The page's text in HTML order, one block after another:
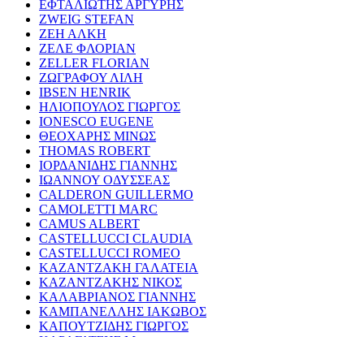
ΕΦΤΑΛΙΩΤΗΣ ΑΡΓΥΡΗΣ
ZWEIG STEFAN
ΖΕΗ ΑΛΚΗ
ΖΕΛΕ ΦΛΟΡΙΑΝ
ZELLER FLORIAN
ΖΩΓΡΑΦΟΥ ΛΙΛΗ
IBSEN HENRIK
ΗΛΙΟΠΟΥΛΟΣ ΓΙΩΡΓΟΣ
IONESCO EUGENE
ΘΕΟΧΑΡΗΣ ΜΙΝΩΣ
THOMAS ROBERT
ΙΟΡΔΑΝΙΔΗΣ ΓΙΑΝΝΗΣ
ΙΩΑΝΝΟΥ ΟΔΥΣΣΕΑΣ
CALDERON GUILLERMO
CAMOLETTI MARC
CAMUS ALBERT
CASTELLUCCI CLAUDIA
CASTELLUCCI ROMEO
ΚΑΖΑΝΤΖΑΚΗ ΓΑΛΑΤΕΙΑ
ΚΑΖΑΝΤΖΑΚΗΣ ΝΙΚΟΣ
ΚΑΛΑΒΡΙΑΝΟΣ ΓΙΑΝΝΗΣ
ΚΑΜΠΑΝΕΛΛΗΣ ΙΑΚΩΒΟΣ
ΚΑΠΟΥΤΖΙΔΗΣ ΓΙΩΡΓΟΣ